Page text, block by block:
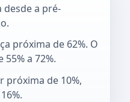
a pré-
próxima de 62%. O
a 72%.
próxima de 10%,